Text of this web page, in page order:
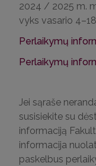
2024 / 2025 m.
vyks vasario
Perlaikymų
Perlaikymų
Jei sąraše
susisiekite su
informaciją
informacija
paskelbus